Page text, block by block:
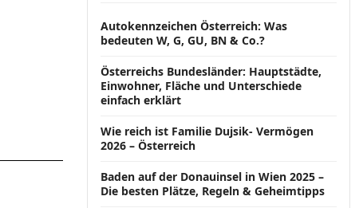
Autokennzeichen Österreich: Was
bedeuten W, G, GU, BN & Co.?
Österreichs Bundesländer: Hauptstädte,
Einwohner, Fläche und Unterschiede
einfach erklärt
Wie reich ist Familie Dujsik- Vermögen
2026 – Österreich
Baden auf der Donauinsel in Wien 2025 –
Die besten Plätze, Regeln & Geheimtipps